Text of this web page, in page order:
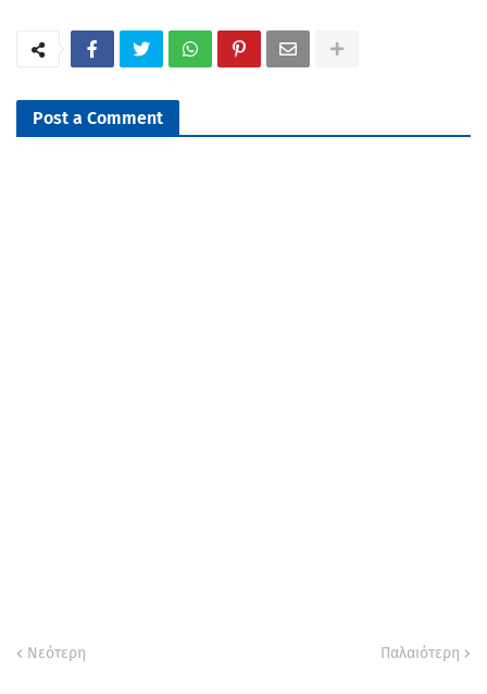
Post a Comment
Νεότερη Παλαιότερη